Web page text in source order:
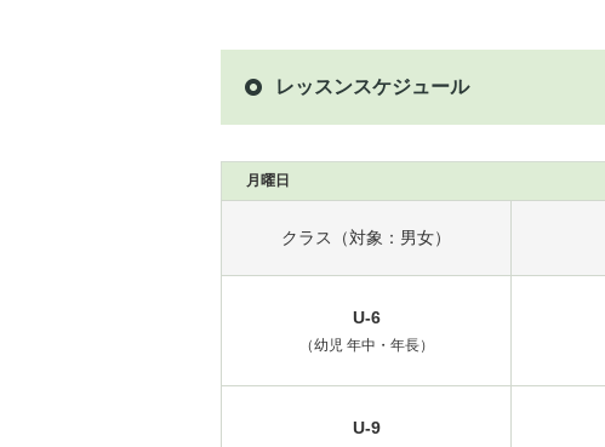
レッスンスケジュール
月曜日
クラス（対象：男女）
U-6
（幼児 年中・年長）
U-9